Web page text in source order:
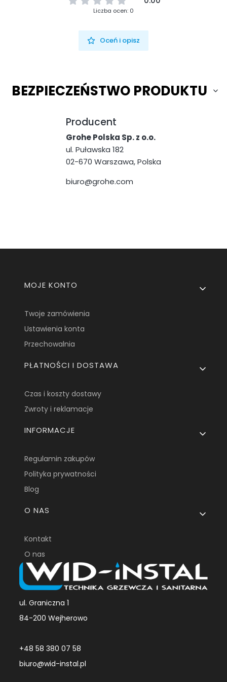
Liczba ocen: 0
Oceń i opisz
BEZPIECZEŃSTWO PRODUKTU
Producent
Grohe Polska Sp. z o.o.
ul. Puławska 182
02-670 Warszawa, Polska
biuro@grohe.com
Linki w stopce
MOJE KONTO
Twoje zamówienia
Ustawienia konta
Przechowalnia
PŁATNOŚCI I DOSTAWA
Czas i koszty dostawy
Zwroty i reklamacje
INFORMACJE
Regulamin zakupów
Polityka prywatności
Blog
O NAS
Kontakt
O nas
ul. Graniczna 1
84-200 Wejherowo
+48 58 380 07 58
biuro@wid-instal.pl